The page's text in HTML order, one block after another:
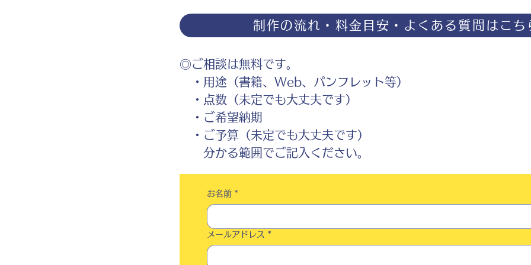
制作の流れ・料金目安・よくある質問はこち
◎ご相談は無料です。
・用途（書籍、Web、パンフレット等）
・点数（未定でも大丈夫です）
・ご希望納期
・ご予算（未定でも大丈夫です）
分かる範囲でご記入ください。
お名前 *
メールアドレス *